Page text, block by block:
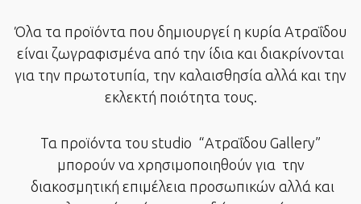
Όλα τα προϊόντα που δημιουργεί η κυρία Ατραΐδου
είναι ζωγραφισμένα από την ίδια και διακρίνονται
για την πρωτοτυπία, την καλαισθησία αλλά και την
εκλεκτή ποιότητα τους.
Τα προϊόντα του studio “Ατραΐδου Gallery”
μπορούν να χρησιμοποιηθούν για την
διακοσμητική επιμέλεια προσωπικών αλλά και